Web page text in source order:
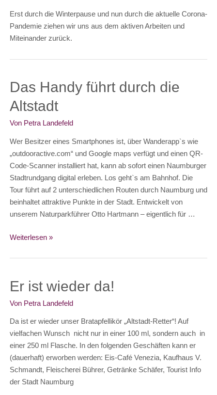
Erst durch die Winterpause und nun durch die aktuelle Corona-
Pandemie ziehen wir uns aus dem aktiven Arbeiten und
Miteinander zurück.
Das Handy führt durch die
Altstadt
Von Petra Landefeld
Wer Besitzer eines Smartphones ist, über Wanderapp`s wie
„outdooractive.com“ und Google maps verfügt und einen QR-
Code-Scanner installiert hat, kann ab sofort einen Naumburger
Stadtrundgang digital erleben. Los geht`s am Bahnhof. Die
Tour führt auf 2 unterschiedlichen Routen durch Naumburg und
beinhaltet attraktive Punkte in der Stadt. Entwickelt von
unserem Naturparkführer Otto Hartmann – eigentlich für …
Das
die
Weiterlesen »
Er ist wieder da!
Von Petra Landefeld
Da ist er wieder unser Bratapfellikör „Altstadt-Retter“! Auf
vielfachen Wunsch nicht nur in einer 100 ml, sondern auch in
einer 250 ml Flasche. In den folgenden Geschäften kann er
(dauerhaft) erworben werden: Eis-Café Venezia, Kaufhaus V.
Schmandt, Fleischerei Bührer, Getränke Schäfer, Tourist Info
der Stadt Naumburg